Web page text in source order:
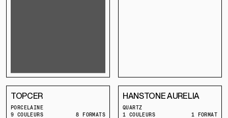
TOPCER
PORCELAINE
9 COULEURS
8 FORMATS
HANSTONE AURELIA
QUARTZ
1 COULEURS
1 FORMAT